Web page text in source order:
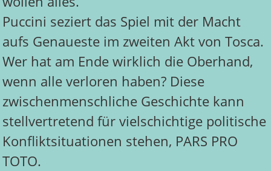
Puccini seziert das Spiel mit der Macht
aufs Genaueste im zweiten Akt von Tosca.
Wer hat am Ende wirklich die Oberhand,
wenn alle verloren haben? Diese
zwischenmenschliche Geschichte kann
stellvertretend für vielschichtige politische
Konfliktsituationen stehen, PARS PRO
TOTO.